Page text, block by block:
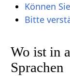
Können
Bitte
Wo ist in
Sprachen